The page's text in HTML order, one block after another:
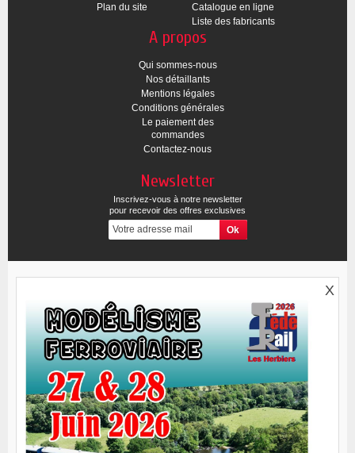
Plan du site
Catalogue en ligne
Liste des fabricants
A propos
Qui sommes-nous
Nos détaillants
Mentions légales
Conditions générales
Le paiement des
commandes
Contactez-nous
Newsletter
Inscrivez-vous à notre newsletter
pour recevoir des offres exclusives
X